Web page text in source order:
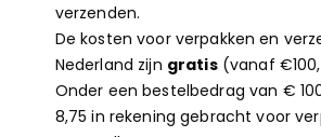
verzenden.
De kosten voor verpakken en
Nederland zijn gratis(vanaf
Onder een bestelbedrag van €
8,75 in rekening gebracht voor